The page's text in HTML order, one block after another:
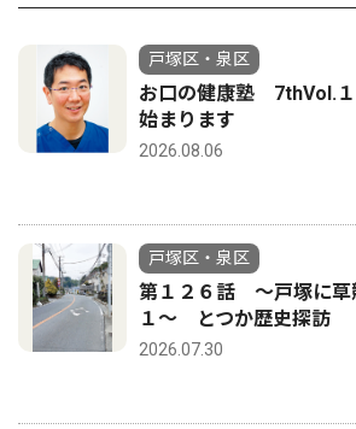
戸塚区・泉区
お口の健康塾 7thVol.
始まります
2026.08.06
戸塚区・泉区
第１２６話 〜戸塚に草
１〜 とつか歴史探訪
2026.07.30